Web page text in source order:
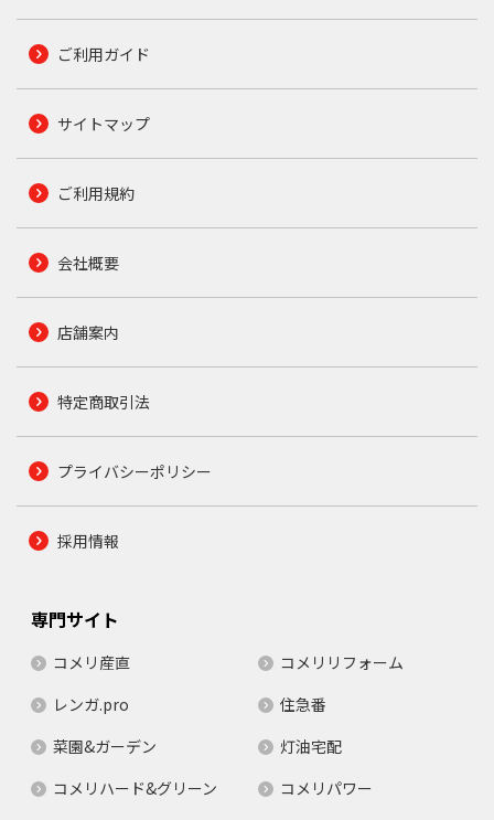
ご利用ガイド
サイトマップ
ご利用規約
会社概要
店舗案内
特定商取引法
プライバシーポリシー
採用情報
専門サイト
コメリ産直
コメリリフォーム
レンガ.pro
住急番
菜園&ガーデン
灯油宅配
コメリハード&グリーン
コメリパワー